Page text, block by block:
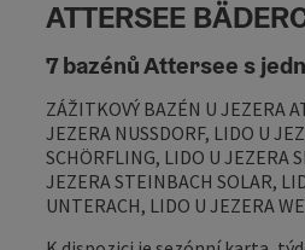
ATTERSEE
7 bazénů Attersee s
ZÁŽITKOVÝ BAZÉN U JEZERA
JEZERA NUSSDORF, LIDO U
SCHÖRFLING, LIDO U JEZERA
JEZERA STEINBACH SOLAR,
UNTERACH, LIDO U JEZERA